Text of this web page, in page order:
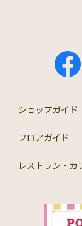
ショップガイド
フロアガイド
レストラン・カ